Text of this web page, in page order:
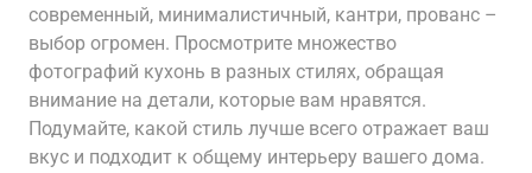
современный, минималистичный, кантри, прованс –
выбор огромен. Просмотрите множество
фотографий кухонь в разных стилях, обращая
внимание на детали, которые вам нравятся.
Подумайте, какой стиль лучше всего отражает ваш
вкус и подходит к общему интерьеру вашего дома.